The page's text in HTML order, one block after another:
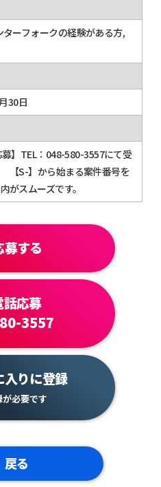
ーフォークの経験がある方,
30日
募】TEL：048-580-3557にて受
ら始まる案件番号を
がスムーズです。
募する
話応募
3557
入りに登録
戻る